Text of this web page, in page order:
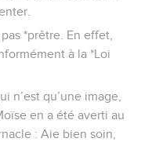
*prêtre. En effet,
à la *Loi
n’est qu’une image,
en a été averti au
: Aie bien soin,